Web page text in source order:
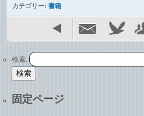
カテゴリー: 書籍
検索:
固定ページ